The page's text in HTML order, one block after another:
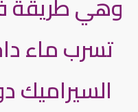
تسرب ماء
السيراميك